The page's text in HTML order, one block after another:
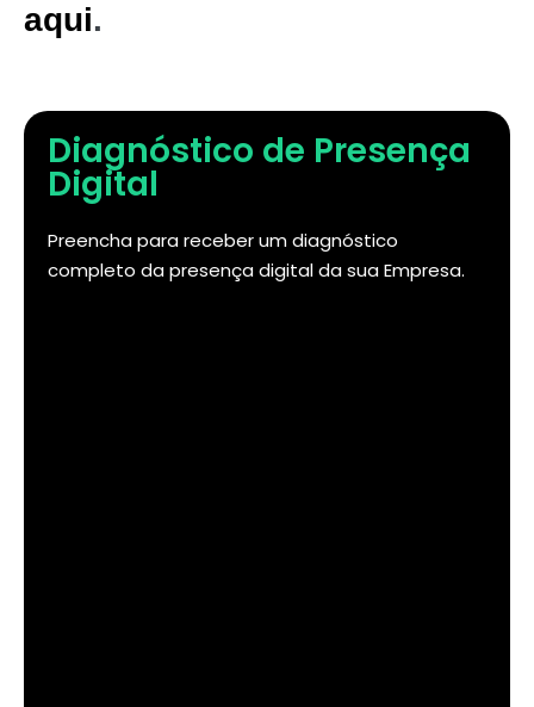
aqui.
Diagnóstico de Presença
Digital
Preencha para receber um diagnóstico
completo da presença digital da sua Empresa.